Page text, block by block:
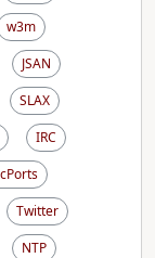
w3m
JSAN
SLAX
IRC
Twitter
NTP